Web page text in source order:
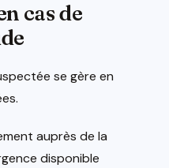
cas de
se gère en
auprès de la
disponible